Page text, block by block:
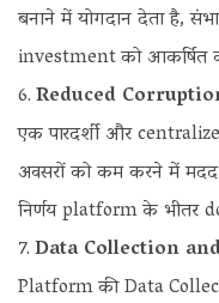
बनाने में योगदान देता है,
investment को आकर्षित
Reduced
एक पारदर्शी और
अवसरों को कम करने में
निर्णय platform के भीतर
Data Collection
Platform की Data